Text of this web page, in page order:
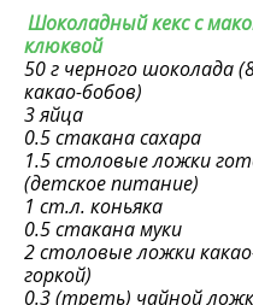
Шоколадный кекс с
клюквой
50 г черного шоколада
какао-бобов)
3 яйца
0.5 стакана сахара
1.5 столовые ложки
(детское питание)
1 ст.л. коньяка
0.5 стакана муки
2 столовые ложки
горкой)
0.3 (треть) чайной